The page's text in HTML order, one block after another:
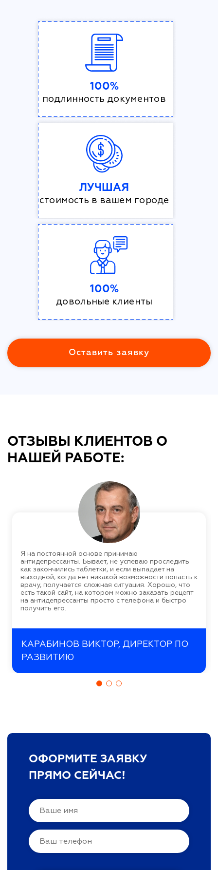
100%
подлинность документов
ЛУЧШАЯ
стоимость в вашем городе
100%
довольные клиенты
Оставить заявку
ОТЗЫВЫ КЛИЕНТОВ О
НАШЕЙ РАБОТЕ:
Я на постоянной основе принимаю
антидепрессанты. Бывает, не успеваю проследить
как закончились таблетки, и если выпадает на
выходной, когда нет никакой возможности попасть к
врачу, получается сложная ситуация. Хорошо, что
есть такой сайт, на котором можно заказать рецепт
на антидепрессанты просто с телефона и быстро
получить его.
КАРАБИНОВ ВИКТОР, ДИРЕКТОР ПО
РАЗВИТИЮ
ОФОРМИТЕ ЗАЯВКУ
ПРЯМО СЕЙЧАС!